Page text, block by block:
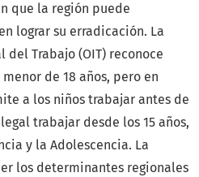
que la región puede
lograr su erradicación. La
Trabajo (OIT) reconoce
de 18 años, pero en
a los niños trabajar antes de
trabajar desde los 15 años,
y la Adolescencia. La
los determinantes regionales